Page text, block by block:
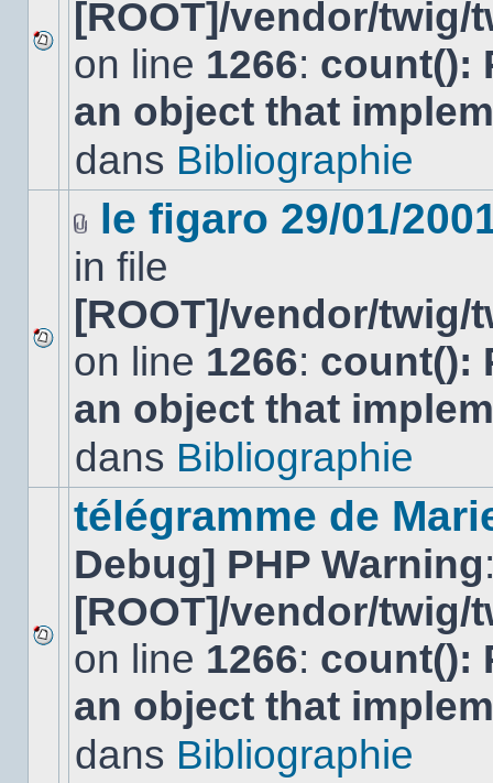
Aucun
nouveau
message
non-
dans
[ROOT]/vendor/
on line 1266: count():
an object that
dans Bibliographie
Aucun
nouveau
message
non-
dans
joint(s)
le figaro 29/01/
in file
[ROOT]/vendor/
on line 1266: count():
an object that
dans Bibliographie
Aucun
nouveau
message
non-
dans
télégramme de
Debug] PHP Warning
[ROOT]/vendor/
on line 1266: count():
an object that
dans Bibliographie